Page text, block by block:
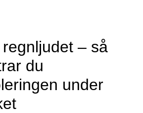
– så
du
under